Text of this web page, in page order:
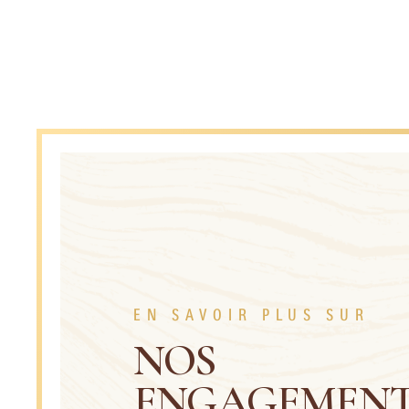
EN SAVOIR PLUS SUR
NOS